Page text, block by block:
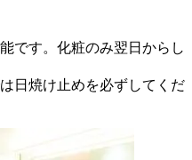
です。化粧のみ翌日からし
日焼け止めを必ずしてくだ